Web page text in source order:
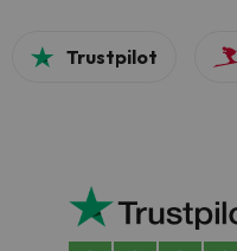
Trustpilot